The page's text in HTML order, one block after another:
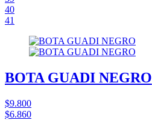
40
41
BOTA GUADI NEGRO
$9.800
$6.860